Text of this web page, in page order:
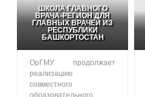
ШКОЛА ГЛАВНОГО
ВРАЧА-РЕГИОН ДЛЯ
ГЛАВНЫХ ВРАЧЕЙ ИЗ
РЕСПУБЛИКИ
БАШКОРТОСТАН
ОрГМУ продолжает
реализацию
совместного